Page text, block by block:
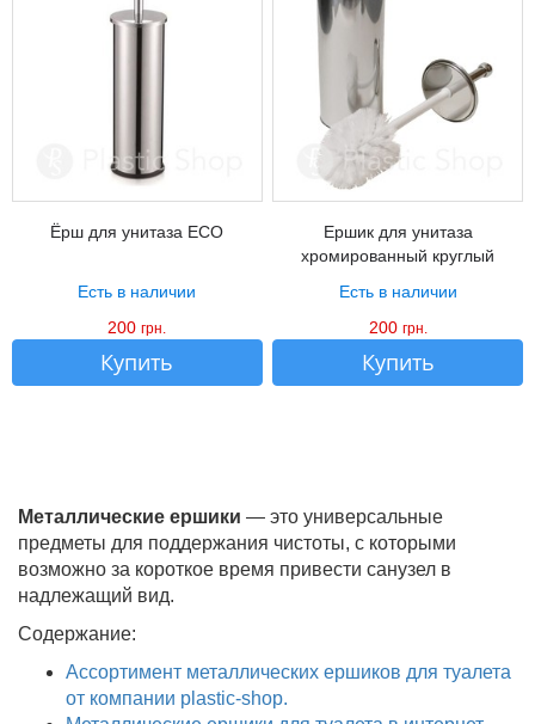
Ёрш для унитаза ECO
Есть в наличии
200грн.
Купить
Ершик для унитаза
хромированный круглый
Есть в наличии
200 грн.
Купить
Металлические ершики — это универсальные
предметы для поддержания чистоты, с которыми
возможно за короткое время привести санузел в
надлежащий вид.
Содержание:
Ассортимент металлических ершиков для туалета
от компании plastic-shop.